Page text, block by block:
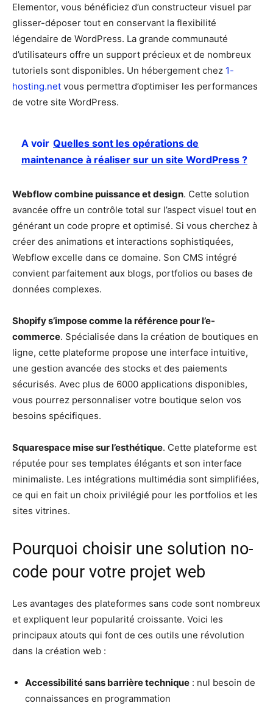
Elementor, vous bénéficiez d’un constructeur visuel par
glisser-déposer tout en conservant la flexibilité
légendaire de WordPress. La grande communauté
d’utilisateurs offre un support précieux et de nombreux
tutoriels sont disponibles. Un hébergement chez 1-
hosting.net vous permettra d’optimiser les performances
de votre site WordPress.
A voir Quelles sont les opérations de
maintenance à réaliser sur un site WordPress ?
Webflow combine puissance et design. Cette solution
avancée offre un contrôle total sur l’aspect visuel tout en
générant un code propre et optimisé. Si vous cherchez à
créer des animations et interactions sophistiquées,
Webflow excelle dans ce domaine. Son CMS intégré
convient parfaitement aux blogs, portfolios ou bases de
données complexes.
Shopify s’impose comme la référence pour l’e-
commerce. Spécialisée dans la création de boutiques en
ligne, cette plateforme propose une interface intuitive,
une gestion avancée des stocks et des paiements
sécurisés. Avec plus de 6000 applications disponibles,
vous pourrez personnaliser votre boutique selon vos
besoins spécifiques.
Squarespace mise sur l’esthétique. Cette plateforme est
réputée pour ses templates élégants et son interface
minimaliste. Les intégrations multimédia sont simplifiées,
ce qui en fait un choix privilégié pour les portfolios et les
sites vitrines.
Pourquoi choisir une solution no-
code pour votre projet web
Les avantages des plateformes sans code sont nombreux
et expliquent leur popularité croissante. Voici les
principaux atouts qui font de ces outils une révolution
dans la création web :
Accessibilité sans barrière technique : nul besoin de
connaissances en programmation